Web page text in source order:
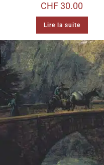
CHF30.00
Lire la suite